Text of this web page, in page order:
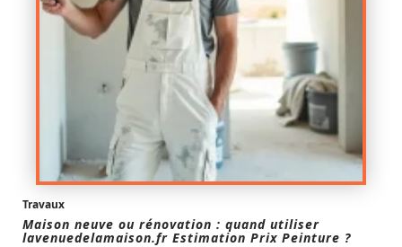
Travaux
Maison neuve ou rénovation : quand utiliser
lavenuedelamaison.fr Estimation Prix Peinture ?